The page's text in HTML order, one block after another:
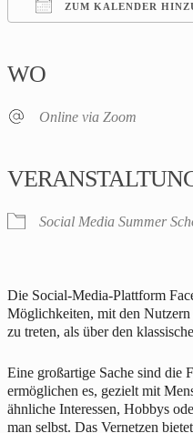
ZUM KALENDER
WO
Online via Zoom
Social Media Summer
Die Social-Media-Plattform
Möglichkeiten, mit den
zu treten, als über den
Eine großartige Sache sind die
ermöglichen es, gezielt mit
ähnliche Interessen, Hobbys
man selbst. Das Vernetzen